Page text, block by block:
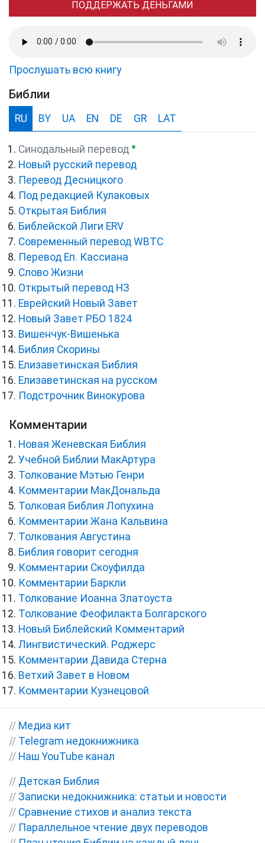
ПОДДЕРЖАТЬ ДЕНЬГАМИ
Прослушать всю книгу
Библии
RU BY UA EN DE GR LAT
Синодальный перевод ●
Новый русский перевод
Перевод Десницкого
Под редакцией Кулаковых
Открытая Библия
Библейской Лиги ERV
Cовременный перевод WBTC
Перевод Еп. Кассиана
Слово Жизни
Открытый перевод НЗ
Еврейский Новый Завет
Новый Завет РБО 1824
Вишенчук-Вишенька
Библия Скорины
Елизаветинская Библия
Елизаветинская на русском
Подстрочник Винокурова
Комментарии
Новая Женевская Библия
Учебной Библии МакАртура
Толкование Мэтью Генри
Комментарии МакДональда
Толковая Библия Лопухина
Комментарии Жана Кальвина
Толкования Августина
Библия говорит сегодня
Комментарии Скоуфилда
Комментарии Баркли
Толкование Иоанна Златоуста
Толкование Феофилакта Болгарского
Новый Библейский Комментарий
Лингвистический. Роджерс
Комментарии Давида Стерна
Ветхий Завет в Новом
Комментарии Кузнецовой
// Медиа кит
// Telegram недокнижника
// Наш YouTube канал
// Детская Библия
// Записки недокнижника: статьи и новости
// Сравнение стихов и анализ текста
// Параллельное чтение двух переводов